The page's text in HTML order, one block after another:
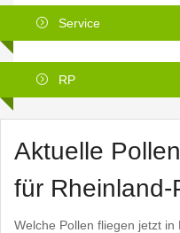
Service
RP
Aktuelle
für Rheinland-
Welche Pollen fliegen jetzt in